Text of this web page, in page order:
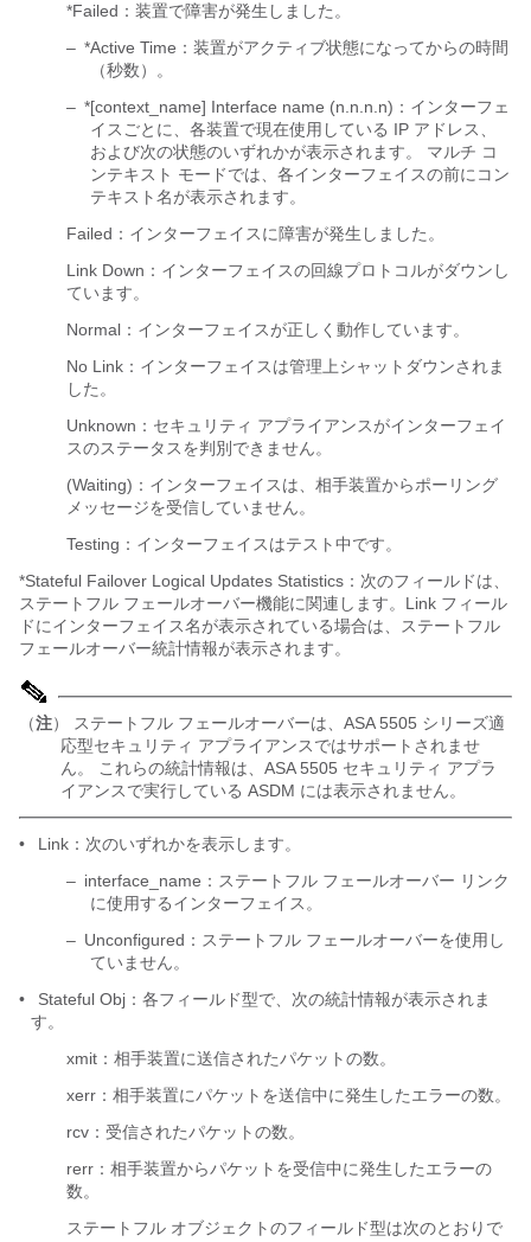
*Failed：装置で障害が発生しました。
– *Active Time：装置がアクティブ状態になってからの時間
（秒数）。
– *[context_name] Interface name (n.n.n.n)：インターフェ
イスごとに、各装置で現在使用している IP アドレス、
および次の状態のいずれかが表示されます。 マルチ コ
ンテキスト モードでは、各インターフェイスの前にコン
テキスト名が表示されます。
Failed：インターフェイスに障害が発生しました。
Link Down：インターフェイスの回線プロトコルがダウンし
ています。
Normal：インターフェイスが正しく動作しています。
No Link：インターフェイスは管理上シャットダウンされま
した。
Unknown：セキュリティ アプライアンスがインターフェイ
スのステータスを判別できません。
(Waiting)：インターフェイスは、相手装置からポーリング
メッセージを受信していません。
Testing：インターフェイスはテスト中です。
*Stateful Failover Logical Updates Statistics：次のフィールドは、
ステートフル フェールオーバー機能に関連します。Link フィール
ドにインターフェイス名が表示されている場合は、ステートフル
フェールオーバー統計情報が表示されます。
（注） ステートフル フェールオーバーは、ASA 5505 シリーズ適
応型セキュリティ アプライアンスではサポートされませ
ん。 これらの統計情報は、ASA 5505 セキュリティ アプラ
イアンスで実行している ASDM には表示されません。
•
Link：次のいずれかを表示します。
– interface_name：ステートフル フェールオーバー リンク
に使用するインターフェイス。
– Unconfigured：ステートフル フェールオーバーを使用し
ていません。
•
Stateful Obj：各フィールド型で、次の統計情報が表示されま
す。
xmit：相手装置に送信されたパケットの数。
xerr：相手装置にパケットを送信中に発生したエラーの数。
rcv：受信されたパケットの数。
rerr：相手装置からパケットを受信中に発生したエラーの
数。
ステートフル オブジェクトのフィールド型は次のとおりで